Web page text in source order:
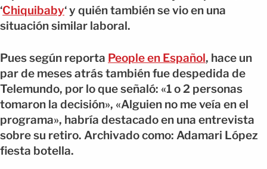
‘Chiquibaby‘ y quién también se vio en una
situación similar laboral.
Pues según reporta People en Español, hace un
par de meses atrás también fue despedida de
Telemundo, por lo que señaló: «1 o 2 personas
tomaron la decisión», «Alguien no me veía en el
programa», habría destacado en una entrevista
sobre su retiro. Archivado como: Adamari López
fiesta botella.